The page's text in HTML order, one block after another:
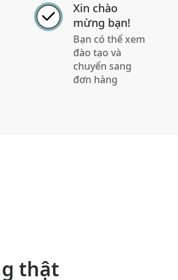
Xin chào
mừng bạn!
Bạn có thể xem
đào tạo và
chuyển sang
đơn hàng
thật